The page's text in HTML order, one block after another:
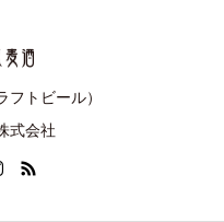
トビール）
式会社